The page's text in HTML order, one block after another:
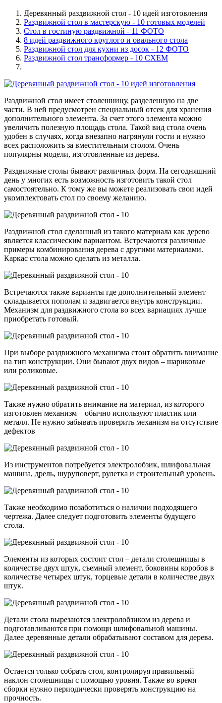
Деревянный раздвижной стол - 10 идей изготовления
Раздвижной стол в мастерскую - 10 готовых моделей
Стол в гостиную раздвижной - 11 ФОТО
8 идей раздвижного круглого и овального стола
Раздвижной стол для кухни из досок - 12 ФОТО
Раздвижной стол трансформер - 10 СХЕМ
Раздвижной стол имеет столешницу, разделенную на две
части. В ней предусмотрен специальный отсек для хранения
дополнительного элемента. За счет этого элемента можно
увеличить полезную площадь стола. Такой вид стола очень
удобен в случаях, когда внезапно нагрянули гости и нужно
всех расположить за вместительным столом. Очень
популярны модели, изготовленные из дерева.
Раздвижные столы бывают различных форм. На сегодняшний
день у многих есть возможность изготовить такой стол
самостоятельно. К тому же вы можете реализовать свои идей
укомплектовать стол по своему желанию.
Раздвижной стол сделанный из такого материала как дерево
является классическим вариантом. Встречаются различные
примеры комбинирования дерева с другими материалами.
Каркас стола можно сделать из металла.
Встречаются также варианты где дополнительный элемент
складывается пополам и задвигается внутрь конструкции.
Механизм для раздвижного стола во всех вариациях лучше
приобретать готовый.
При выборе раздвижного механизма стоит обратить внимание
на тип конструкции. Они бывают двух видов – шариковые
или роликовые.
Также нужно обратить внимание на материал, из которого
изготовлен механизм – обычно используют пластик или
металл. Не нужно забывать проверить механизм на отсутствие
дефектов
Из инструментов потребуется электролобзик, шлифовальная
машина, дрель, шуруповерт, рулетка и строительный уровень.
Также необходимо позаботиться о наличии подходящего
чертежа. Далее следует подготовить элементы будущего
стола.
Элементы из которых состоит стол – детали столешницы в
количестве двух штук, съемный элемент, боковины коробов в
количестве четырех штук, торцевые детали в количестве двух
штук.
Детали стола вырезаются электролобзиком из дерева и
подготавливаются при помощи шлифовальной машины.
Далее деревянные детали обрабатывают составом для дерева.
Остается только собрать стол, контролируя правильный
наклон столешницы с помощью уровня. Также во время
сборки нужно периодически проверять конструкцию на
прочность.